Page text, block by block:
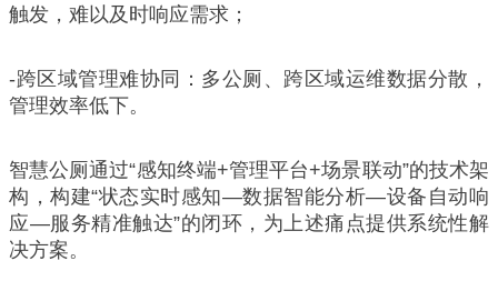
触发，难以及时响应需求；
-跨区域管理难协同：多公厕、跨区域运维数据分散，
管理效率低下。
智慧公厕通过“感知终端+管理平台+场景联动”的技术架
构，构建“状态实时感知—数据智能分析—设备自动响
应—服务精准触达”的闭环，为上述痛点提供系统性解
决方案。